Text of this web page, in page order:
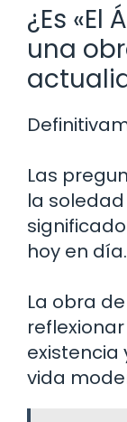
¿Es «El
una
Las
la
hoy en día.
La obra
existencia
vida